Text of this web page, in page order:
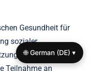
Gesundheit für
sozialer
des
Teilnahme an
🌐 German (DE) ▾